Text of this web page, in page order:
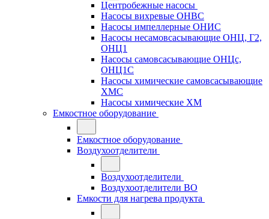
Центробежные насосы
Насосы вихревые ОНВС
Насосы импеллерные ОНИС
Насосы несамовсасывающие ОНЦ, Г2,
ОНЦ1
Насосы самовсасывающие ОНЦс,
ОНЦ1С
Насосы химические самовсасывающие
ХМС
Насосы химические ХМ
Емкостное оборудование
Емкостное оборудование
Воздухоотделители
Воздухоотделители
Воздухоотделители ВО
Емкости для нагрева продукта